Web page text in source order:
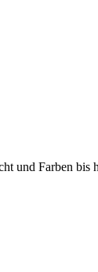
und Farben